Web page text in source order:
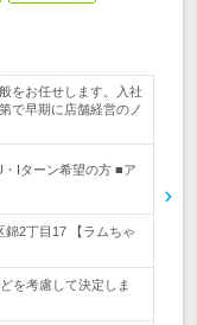
をお任せします。入社
で早期に店舗経営のノ
Iターン希望の方 ■ア
錦2丁目17 【ラムちゃ
を考慮して決定しま